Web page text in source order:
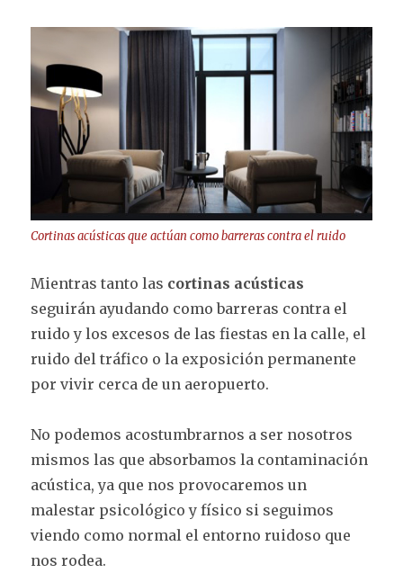
Cortinas acústicas que actúan como barreras contra el ruido
Mientras tanto las cortinas acústicas
seguirán ayudando como barreras contra el
ruido y los excesos de las fiestas en la calle, el
ruido del tráfico o la exposición permanente
por vivir cerca de un aeropuerto.
No podemos acostumbrarnos a ser nosotros
mismos las que absorbamos la contaminación
acústica, ya que nos provocaremos un
malestar psicológico y físico si seguimos
viendo como normal el entorno ruidoso que
nos rodea.